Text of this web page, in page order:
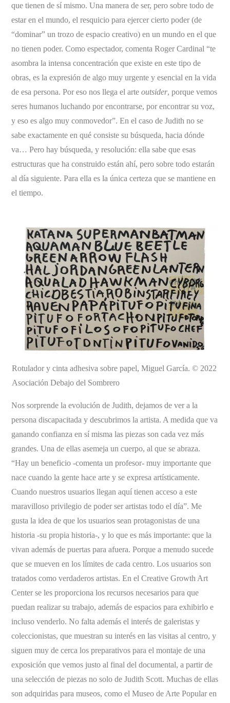
que tienen de sí mismo. Una manera de ser, pero sobre todo de
estar en el mundo, el resquicio para ejercer cierto poder (de
“dominar” un trozo de espacio creativo) en un mundo en el que
no tienen poder. Como espectador, comenta Roger Cardinal “te
asombra la intensa concentración que existe en este tipo de
obras, es la expresión de algo muy urgente y esencial en la vida
de esa persona. Por eso nos llega el arteoutsider, porque vemos
seres humanos luchando por encontrarse, por encontrar su voz,
y eso es algo muy conmovedor”. En el caso de Judith no se
sabe exactamente en qué consiste su búsqueda, hacia dónde
va… Pero hay búsqueda, y resolución: ella sabe que esas
estructuras que ha construido están ahí, pero sobre todo estarán
al día siguiente. Para ella es la única certeza que se mantiene en
el tiempo.
Rotulador y cinta adhesiva sobre papel, Miguel García. © 2022
Asociación Debajo del Sombrero
Nos sorprende la evolución de Judith, dejamos de ver a la
persona discapacitada y descubrimos la artista. A medida que va
ganando confianza en sí misma las piezas son cada vez más
grandes. Una de ellas asemeja un cuerpo, al que se abraza.
“Hay un beneficio -comenta un profesor- muy importante que
nace cuando la gente hace arte y se expresa artísticamente.
Cuando nuestros usuarios llegan aquí tienen acceso a este
maravilloso privilegio de poder ser artistas todo el día”. Me
gusta la idea de que los usuarios sean protagonistas de una
historia -su propia historia-, y lo que es más importante: que la
vivan además de puertas para afuera. Porque a menudo sucede
que se mueven en los límites de cada centro. Los usuarios son
tratados como verdaderos artistas. En el Creative Growth Art
Center se les proporciona los recursos necesarios para que
puedan realizar su trabajo, además de espacios para exhibirlo e
incluso venderlo. No falta además el interés de galeristas y
coleccionistas, que muestran su interés en las visitas al centro, y
siguen muy de cerca los preparativos para el montaje de una
exposición que vemos justo al final del documental, a partir de
una selección de piezas no solo de Judith Scott. Muchas de ellas
son adquiridas para museos, como el Museo de Arte Popular en